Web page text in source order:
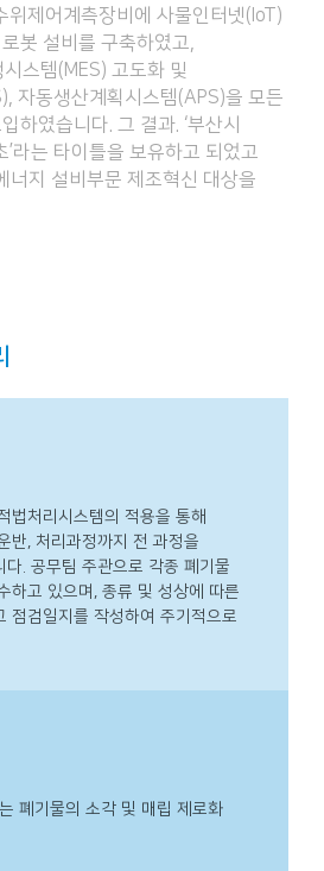
제어계측장비에 사물인터넷(IoT)
봇 설비를 구축하였고,
스템(MES) 고도화 및
자동생산계획시스템(APS)을 모든
하였습니다. 그 결과. ‘부산시
’라는 타이틀을 보유하고 되었고
너지 설비부문 제조혁신 대상을
법처리시스템의 적용을 통해
반, 처리과정까지 전 과정을
다. 공무팀 주관으로 각종 폐기물
하고 있으며, 종류 및 성상에 따른
점검일지를 작성하여 주기적으로
폐기물의 소각 및 매립 제로화